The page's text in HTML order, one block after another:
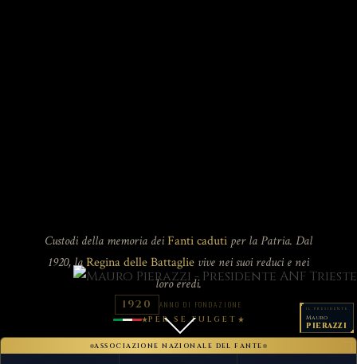
Custodi della memoria deiFanti caduti per la Patria. Dal
1920, laRegina delle Battaglie vive nei suoi reduci e nei
loro eredi.
1920
ANNO DI FONDAZIONE
PER SE FULGET
IL PRESIDENTE
Mauro
PIERAZZI
ASSOCIAZIONE NAZIONALE DEL FANTE